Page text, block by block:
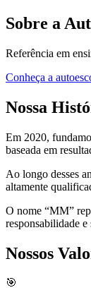
Sobre a
Referência em
Conheça a
Nossa
Em 2020,
baseada em
Ao longo desses
altamente
O nome “MM”
responsabilidade
Nossos
🎯